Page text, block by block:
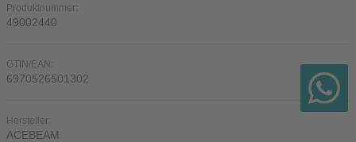
Produktnummer:
49002440
GTIN/EAN:
6970526501302
Hersteller:
ACEBEAM